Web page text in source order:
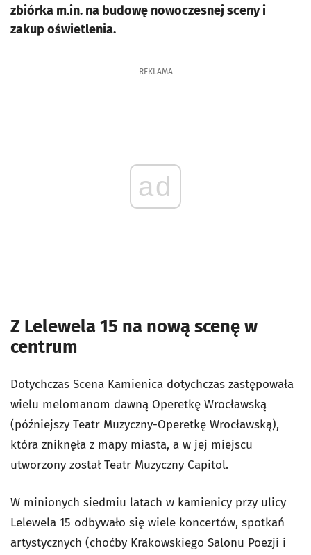
zbiórka m.in. na budowę nowoczesnej sceny i
zakup oświetlenia.
REKLAMA
ad
Z Lelewela 15 na nową scenę w
centrum
Dotychczas Scena Kamienica dotychczas zastępowała
wielu melomanom dawną Operetkę Wrocławską
(późniejszy Teatr Muzyczny-Operetkę Wrocławską),
która zniknęła z mapy miasta, a w jej miejscu
utworzony został Teatr Muzyczny Capitol.
W minionych siedmiu latach w kamienicy przy ulicy
Lelewela 15 odbywało się wiele koncertów, spotkań
artystycznych (choćby Krakowskiego Salonu Poezji i